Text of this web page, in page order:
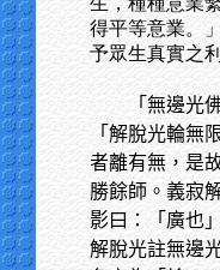
得平等意業。
予眾生真實之
「無邊光
「解脫光輪無
者離有無，是
勝餘師。義寂
影曰：「廣也
解脫光註無邊